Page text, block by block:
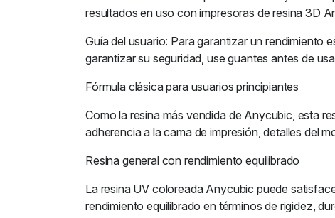
resultados en uso con impresoras de resina 3D
Guía del usuario: Para garantizar un rendimiento
garantizar su seguridad, use guantes antes de
Fórmula clásica para usuarios principiantes
Como la resina más vendida de Anycubic, esta
adherencia a la cama de impresión, detalles del
Resina general con rendimiento equilibrado
La resina UV coloreada Anycubic puede
rendimiento equilibrado en términos de rigidez,